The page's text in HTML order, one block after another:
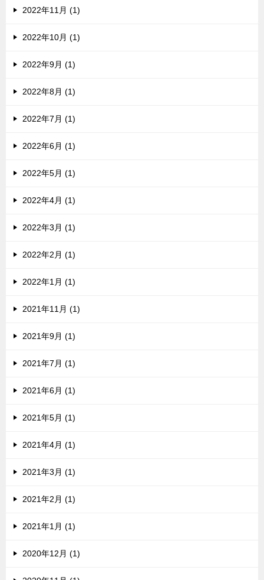
2022年11月 (1)
2022年10月 (1)
2022年9月 (1)
2022年8月 (1)
2022年7月 (1)
2022年6月 (1)
2022年5月 (1)
2022年4月 (1)
2022年3月 (1)
2022年2月 (1)
2022年1月 (1)
2021年11月 (1)
2021年9月 (1)
2021年7月 (1)
2021年6月 (1)
2021年5月 (1)
2021年4月 (1)
2021年3月 (1)
2021年2月 (1)
2021年1月 (1)
2020年12月 (1)